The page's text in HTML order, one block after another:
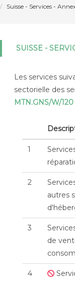
Suisse - Services -
SUISSE -
Les services
sectorielle des
MTN.GNS/W/120
1
2
autres
3
de
4